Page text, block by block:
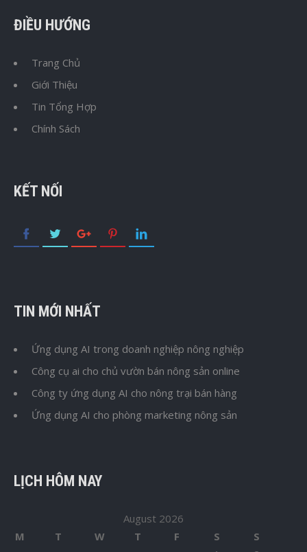
ĐIỀU HƯỚNG
Trang Chủ
Giới Thiệu
Tin Tổng Hợp
Chính Sách
KẾT NỐI
TIN MỚI NHẤT
Ứng dụng AI trong doanh nghiệp nông nghiệp
Công cụ ai cho chủ vườn bán nông sản online
Công ty ứng dụng AI cho nông trại bán hàng
Ứng dụng AI cho phòng marketing nông sản
LỊCH HÔM NAY
August 2026
M
T W T F S
S